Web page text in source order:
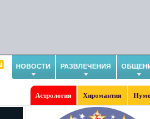
НОВОСТИ РАЗВЛЕЧЕНИЯ
Астрология Хиромантия